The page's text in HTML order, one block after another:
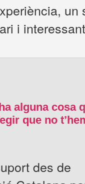
un
i interessant
alguna cosa
que no
des de